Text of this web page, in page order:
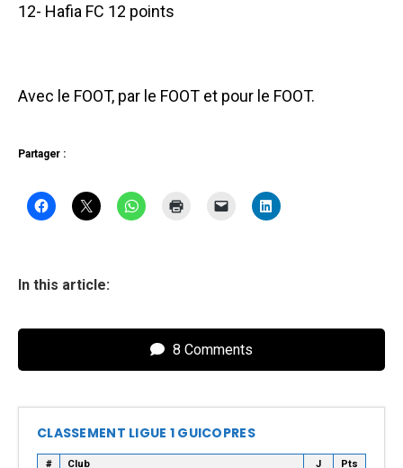
12- Hafia FC 12 points
Avec le FOOT, par le FOOT et pour le FOOT.
Partager :
In this article:
8 Comments
CLASSEMENT LIGUE 1 GUICOPRES
# Club J Pts